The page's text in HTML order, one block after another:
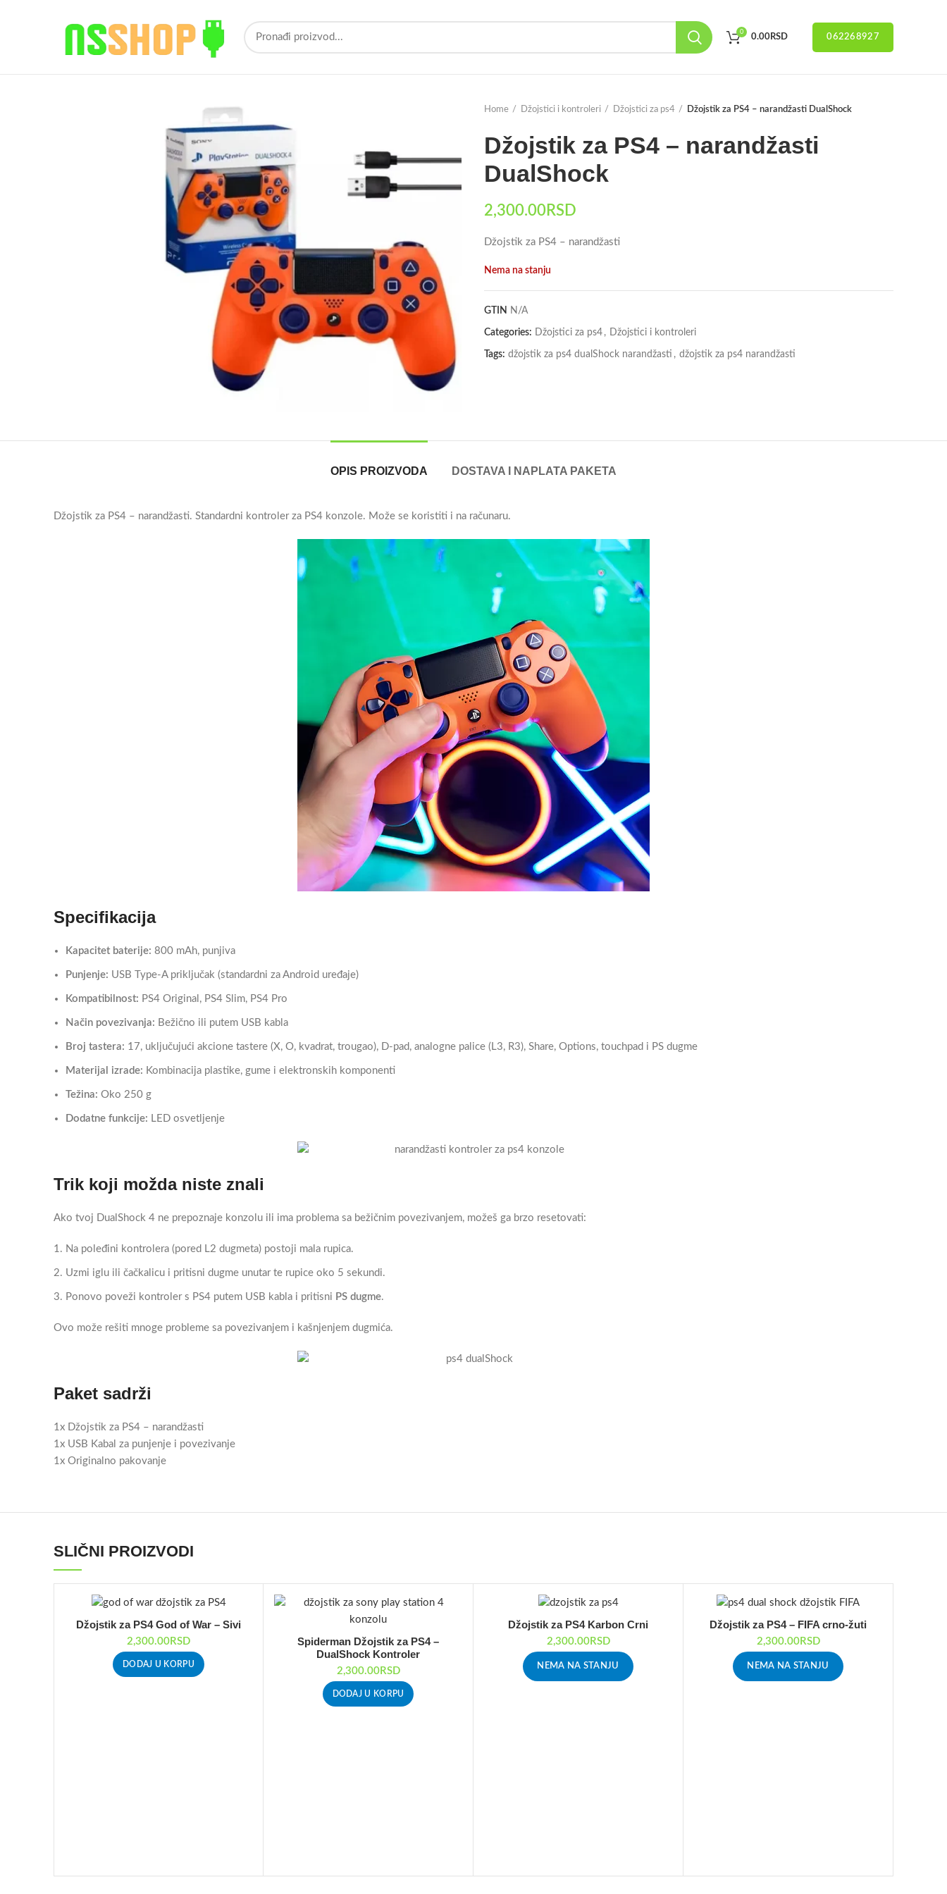
0
0.00RSD 062268927
Home Džojstici i kontroleri Džojstici za ps4 Džojstik za PS4 – narandžasti DualShock
Džojstik za PS4 – narandžasti
DualShock
2,300.00RSD
Džojstik za PS4 – narandžasti
Nema na stanju
GTIN N/A
Categories: Džojstici za ps4 , Džojstici i kontroleri
Tags: džojstik za ps4 dualShock narandžasti , džojstik za ps4 narandžasti
OPIS PROIZVODA DOSTAVA I NAPLATA PAKETA
Džojstik za PS4 – narandžasti. Standardni kontroler za PS4 konzole. Može se koristiti i na računaru.
Specifikacija
Kapacitet baterije: 800 mAh, punjiva
Punjenje: USB Type-A priključak (standardni za Android uređaje)
Kompatibilnost: PS4 Original, PS4 Slim, PS4 Pro
Način povezivanja: Bežično ili putem USB kabla
Broj tastera: 17, uključujući akcione tastere (X, O, kvadrat, trougao), D-pad, analogne palice (L3, R3), Share, Options, touchpad i PS dugme
Materijal izrade: Kombinacija plastike, gume i elektronskih komponenti
Težina: Oko 250 g
Dodatne funkcije: LED osvetljenje
Trik koji možda niste znali
Ako tvoj DualShock 4 ne prepoznaje konzolu ili ima problema sa bežičnim povezivanjem, možeš ga brzo resetovati:
Na poleđini kontrolera (pored L2 dugmeta) postoji mala rupica.
Uzmi iglu ili čačkalicu i pritisni dugme unutar te rupice oko 5 sekundi.
Ponovo poveži kontroler s PS4 putem USB kabla i pritisni PS dugme.
Ovo može rešiti mnoge probleme sa povezivanjem i kašnjenjem dugmića.
Paket sadrži
1x Džojstik za PS4 – narandžasti
1x USB Kabal za punjenje i povezivanje
1x Originalno pakovanje
SLIČNI PROIZVODI
Džojstik za PS4 God of War – Sivi
2,300.00 RSD
DODAJ U KORPU
Spiderman Džojstik za PS4 –
DualShock Kontroler
2,300.00RSD
DODAJ U KORPU
Džojstik za PS4 Karbon Crni
2,300.00RSD
NEMA NA STANJU
Džojstik za PS4 – FIFA crno-žuti
2,300.00RSD
NEMA NA STANJU